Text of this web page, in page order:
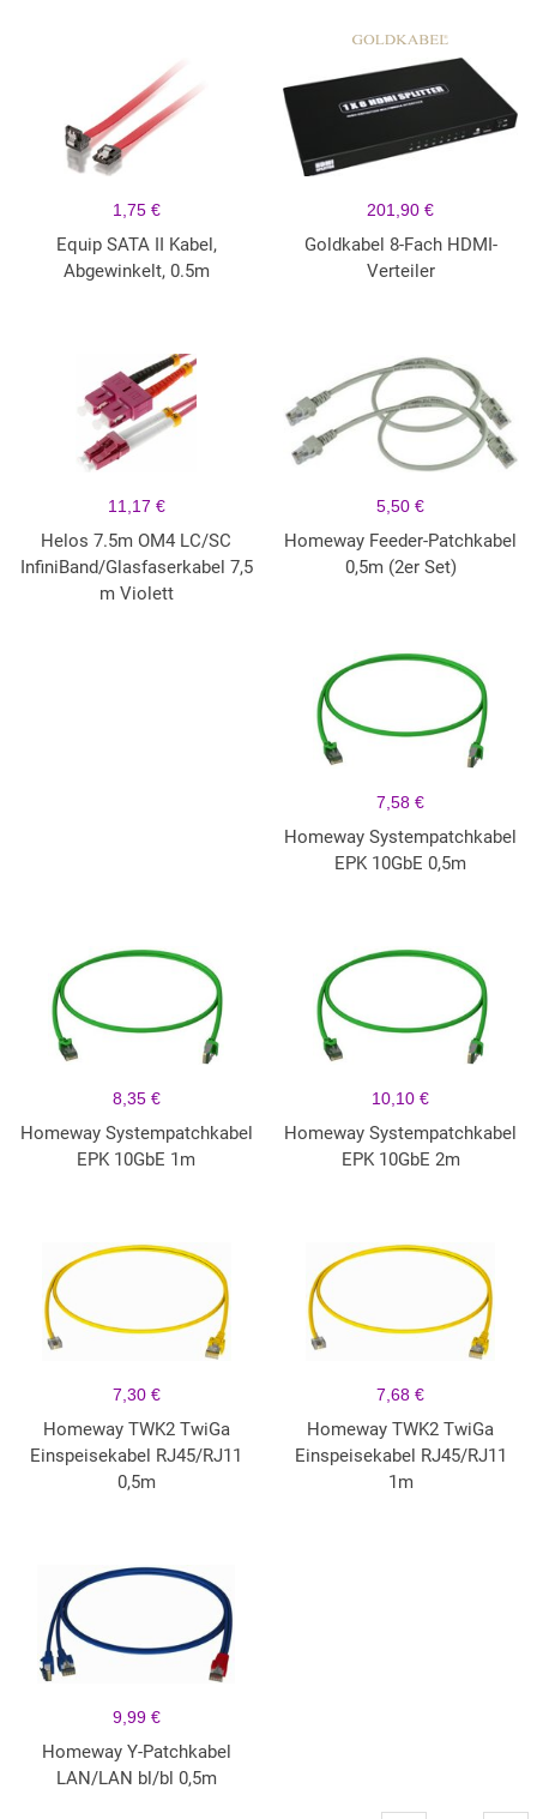
1,75 €
Equip SATA II Kabel,
Abgewinkelt, 0.5m
201,90 €
Goldkabel 8-Fach HDMI-
Verteiler
11,17 €
Helos 7.5m OM4 LC/SC
InfiniBand/Glasfaserkabel 7,5
m Violett
5,50 €
Homeway Feeder-Patchkabel
0,5m (2er Set)
7,58 €
Homeway Systempatchkabel
EPK 10GbE 0,5m
8,35 €
Homeway Systempatchkabel
EPK 10GbE 1m
10,10 €
Homeway Systempatchkabel
EPK 10GbE 2m
7,30 €
Homeway TWK2 TwiGa
Einspeisekabel RJ45/RJ11
0,5m
7,68 €
Homeway TWK2 TwiGa
Einspeisekabel RJ45/RJ11
1m
9,99 €
Homeway Y-Patchkabel
LAN/LAN bl/bl 0,5m